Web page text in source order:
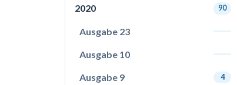
2020 90
Ausgabe 23
Ausgabe 10
Ausgabe 9 4